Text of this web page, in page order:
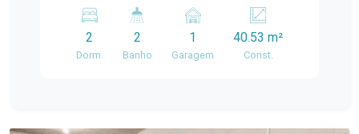
bem localizado. A casa conta com amplos
ambientes, proporcionando uma ótima circulação
e iluminação natural. A sala de estar é perfeita
2
Dorm.
2
Banho
1
Garagem
40.53 m²
Const.